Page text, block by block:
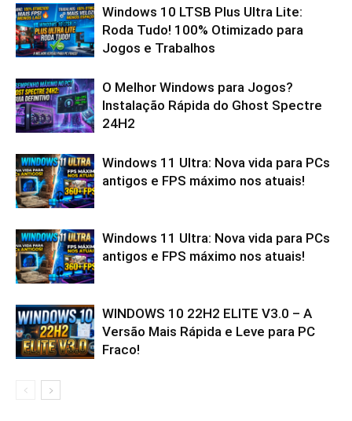
Windows 10 LTSB Plus Ultra Lite:
Roda Tudo! 100% Otimizado para
Jogos e Trabalhos
O Melhor Windows para Jogos?
Instalação Rápida do Ghost Spectre
24H2
Windows 11 Ultra: Nova vida para PCs
antigos e FPS máximo nos atuais!
Windows 11 Ultra: Nova vida para PCs
antigos e FPS máximo nos atuais!
WINDOWS 10 22H2 ELITE V3.0 – A
Versão Mais Rápida e Leve para PC
Fraco!